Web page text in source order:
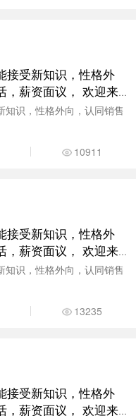
接受新知识，性格外
，薪资面议， 欢迎来
识，性格外向，认同销售
10911
接受新知识，性格外
，薪资面议， 欢迎来
识，性格外向，认同销售
13235
接受新知识，性格外
，薪资面议， 欢迎来